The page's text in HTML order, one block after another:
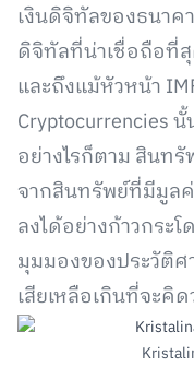
เงินดิจิทัลของธนาค
ดิจิทัลที่น่าเชื่อถือที่
และถึงแม้หัวหน้า
Cryptocurrencies
อย่างไรก็ตาม สินท
จากสินทรัพย์ที่มีมูล
ลงได้อย่างก้าวกระ
มุมมองของประวัติศ
เสียเหลือเกินที่จะคิ